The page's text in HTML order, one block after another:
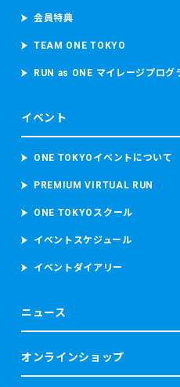
会員特典
TEAM ONE TOKYO
RUN as ONE マイレージプログ
イベント
ONE TOKYOイベントについて
PREMIUM VIRTUAL RUN
ONE TOKYOスクール
イベントスケジュール
イベントダイアリー
ニュース
オンラインショップ